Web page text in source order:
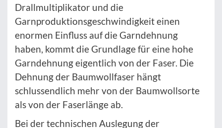
Drallmultiplikator und die
Garnproduktionsgeschwindigkeit einen
enormen Einfluss auf die Garndehnung
haben, kommt die Grundlage für eine hohe
Garndehnung eigentlich von der Faser. Die
Dehnung der Baumwollfaser hängt
schlussendlich mehr von der Baumwollsorte
als von der Faserlänge ab.
Bei der technischen Auslegung der